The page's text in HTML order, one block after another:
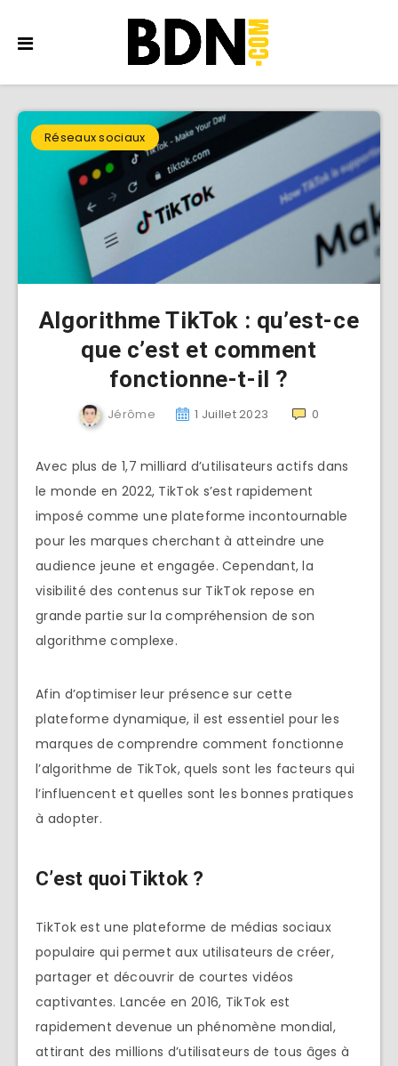
Réseaux sociaux
Algorithme TikTok : qu’est-ce
que c’est et comment
fonctionne-t-il ?
Jérôme 1 Juillet 2023 0
Avec plus de 1,7 milliard d’utilisateurs actifs dans
le monde en 2022, TikTok s’est rapidement
imposé comme une plateforme incontournable
pour les marques cherchant à atteindre une
audience jeune et engagée. Cependant, la
visibilité des contenus sur TikTok repose en
grande partie sur la compréhension de son
algorithme complexe.
Afin d’optimiser leur présence sur cette
plateforme dynamique, il est essentiel pour les
marques de comprendre comment fonctionne
l’algorithme de TikTok, quels sont les facteurs qui
l’influencent et quelles sont les bonnes pratiques
à adopter.
C’est quoi Tiktok ?
TikTok est une plateforme de médias sociaux
populaire qui permet aux utilisateurs de créer,
partager et découvrir de courtes vidéos
captivantes. Lancée en 2016, TikTok est
rapidement devenue un phénomène mondial,
attirant des millions d’utilisateurs de tous âges à